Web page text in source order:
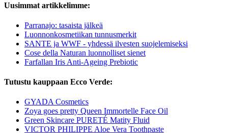
Uusimmat artikkelimme:
Parranajo: tasaista jälkeä
Luonnonkosmetiikan tunnusmerkit
SANTE ja WWF - yhdessä ilvesten suojelemiseksi
Cose della Naturan luonnolliset sienet
Farfallan Iris Anti-Ageing Prebiotic
Tutustu kauppaan Ecco Verde:
GYADA Cosmetics
Zoya goes pretty Queen Immortelle Face Oil
Green Skincare PURETÉ Matity Fluid
VICTOR PHILIPPE Aloe Vera Toothpaste